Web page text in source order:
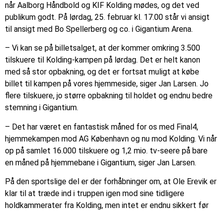
når Aalborg Håndbold og KIF Kolding mødes, og det ved
publikum godt. På lørdag, 25. februar kl. 17.00 står vi ansigt
til ansigt med Bo Spellerberg og co. i Gigantium Arena.
– Vi kan se på billetsalget, at der kommer omkring 3.500
tilskuere til Kolding-kampen på lørdag. Det er helt kanon
med så stor opbakning, og det er fortsat muligt at købe
billet til kampen på vores hjemmeside, siger Jan Larsen. Jo
flere tilskuere, jo større opbakning til holdet og endnu bedre
stemning i Gigantium.
– Det har været en fantastisk måned for os med Final4,
hjemmekampen mod AG København og nu mod Kolding. Vi når
op på samlet 16.000 tilskuere og 1,2 mio. tv-seere på bare
en måned på hjemmebane i Gigantium, siger Jan Larsen.
På den sportslige del er der forhåbninger om, at Ole Erevik er
klar til at træde ind i truppen igen mod sine tidligere
holdkammerater fra Kolding, men intet er endnu sikkert før